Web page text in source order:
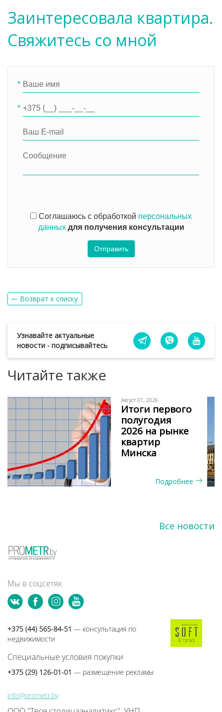
Заинтересовала квартира.
Свяжитесь со мной
*
*
Соглашаюсь с обработкой персональных
данных для получения консультации
Отправить
Возврат к списку
Узнавайте актуальные
новости - подписывайтесь
Читайте также
Август 07, 2026
Итоги первого
полугодия
2026 на рынке
квартир
Минска
Подробнее
Все новости
Мы в соцсетях
+375 (44) 565-84-51 — консультация по
недвижимости
Специальные условия покупки
+375 (29) 126-01-01 — размещение рекламы
info@prometr.by